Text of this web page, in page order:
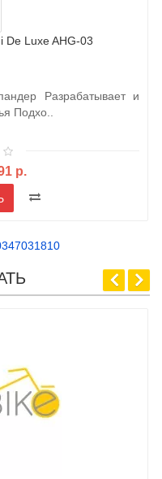
De Luxe AHG-03
Разрабатывает и
Подхо..
р.